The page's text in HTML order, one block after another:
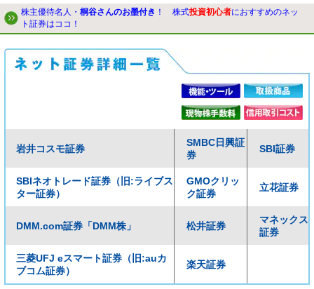
株主優待名人・ 桐谷さんのお墨付き ！ 株式投資初心者におすすめのネッ
ト証券はココ！
岩井コスモ証券
SMBC日興証
券
SBI証券
SBIネオトレード証券（旧:ライブス
ター証券）
GMOクリッ
ク証券
立花証券
DMM.com証券「DMM株」 松井証券
マネックス
証券
三菱UFJ eスマート証券（旧:auカ
ブコム証券）
楽天証券